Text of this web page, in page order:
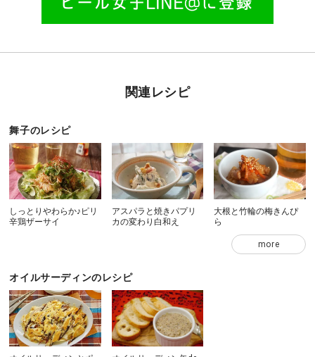
関連レシピ
舞子のレシピ
しっとりやわらか♪ピリ
辛鶏ザーサイ
アスパラと焼きパプリ
カの変わり白和え
大根と竹輪の梅きんぴ
ら
more
オイルサーディンのレシピ